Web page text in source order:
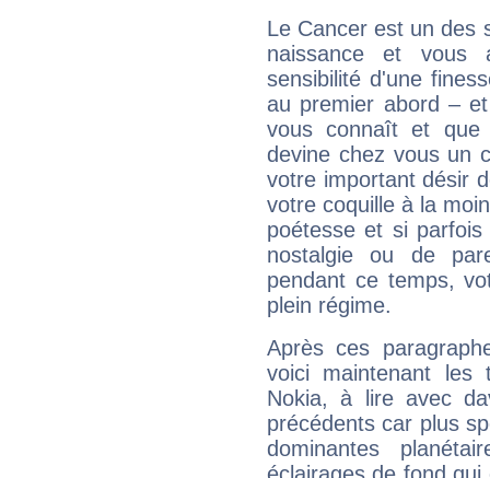
Le Cancer est un des
naissance et vous
sensibilité d'une
au premier abord –
vous connaît et
devine chez vous un
votre important désir
votre coquille à la
poétesse et si
nostalgie ou de
pendant ce temps,
plein régime.
Après ces
voici maintenant les
Nokia, à lire avec
précédents car plus
dominantes